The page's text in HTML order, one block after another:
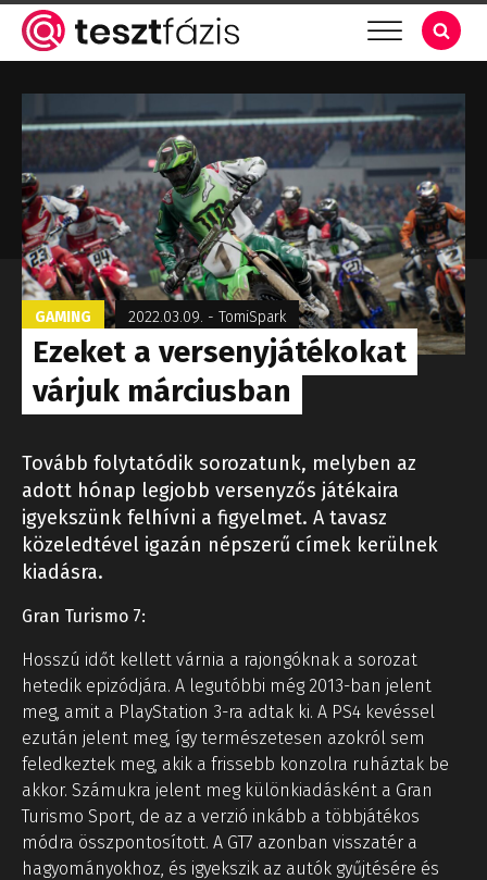
GAMING 2022.03.09. - TomiSpark
Ezeket a versenyjátékokat
várjuk márciusban
Tovább folytatódik sorozatunk, melyben az
adott hónap legjobb versenyzős játékaira
igyekszünk felhívni a figyelmet. A tavasz
közeledtével igazán népszerű címek kerülnek
kiadásra.
Gran Turismo 7:
Hosszú időt kellett várnia a rajongóknak a sorozat
hetedik epizódjára. A legutóbbi még 2013-ban jelent
meg, amit a PlayStation 3-ra adtak ki. A PS4 kevéssel
ezután jelent meg, így természetesen azokról sem
feledkeztek meg, akik a frissebb konzolra ruháztak be
akkor. Számukra jelent meg különkiadásként a Gran
Turismo Sport, de az a verzió inkább a többjátékos
módra összpontosított. A GT7 azonban visszatér a
hagyományokhoz, és igyekszik az autók gyűjtésére és